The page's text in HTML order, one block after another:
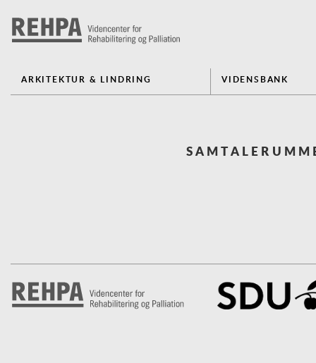
ARKITEKTUR & LINDRING VIDENSBANK